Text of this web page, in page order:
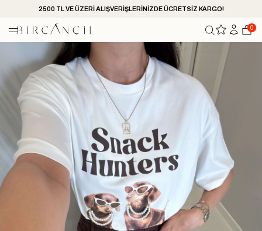
2500 TL VE ÜZERİ ALIŞVERİŞLERİNİZDE ÜCRETSİZ KARGO!
0